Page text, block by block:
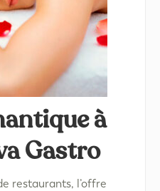
à
Gastro
restaurants, l’offre